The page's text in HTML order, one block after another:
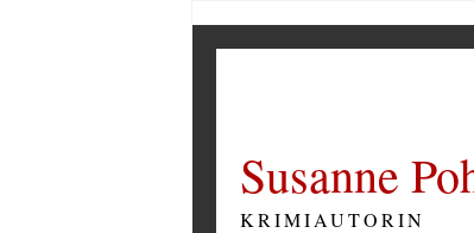
Susanne
KRIMIAUTORIN